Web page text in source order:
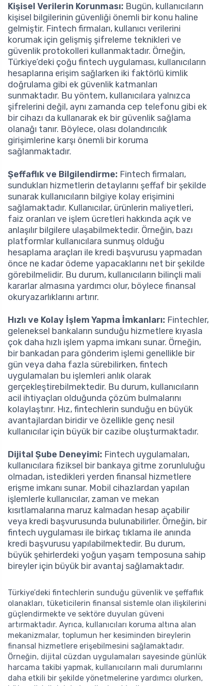
Kişisel Verilerin Korunması: Bugün, kullanıcıların
kişisel bilgilerinin güvenliği önemli bir konu haline
gelmiştir. Fintech firmaları, kullanıcı verilerini
korumak için gelişmiş şifreleme teknikleri ve
güvenlik protokolleri kullanmaktadır. Örneğin,
Türkiye’deki çoğu fintech uygulaması, kullanıcıların
hesaplarına erişim sağlarken iki faktörlü kimlik
doğrulama gibi ek güvenlik katmanları
sunmaktadır. Bu yöntem, kullanıcılara yalnızca
şifrelerini değil, aynı zamanda cep telefonu gibi ek
bir cihazı da kullanarak ek bir güvenlik sağlama
olanağı tanır. Böylece, olası dolandırıcılık
girişimlerine karşı önemli bir koruma
sağlanmaktadır.
Şeffaflık ve Bilgilendirme: Fintech firmaları,
sundukları hizmetlerin detaylarını şeffaf bir şekilde
sunarak kullanıcıların bilgiye kolay erişimini
sağlamaktadır. Kullanıcılar, ürünlerin maliyetleri,
faiz oranları ve işlem ücretleri hakkında açık ve
anlaşılır bilgilere ulaşabilmektedir. Örneğin, bazı
platformlar kullanıcılara sunmuş olduğu
hesaplama araçları ile kredi başvurusu yapmadan
önce ne kadar ödeme yapacaklarını net bir şekilde
görebilmelidir. Bu durum, kullanıcıların bilinçli mali
kararlar almasına yardımcı olur, böylece finansal
okuryazarlıklarını artırır.
Hızlı ve Kolay İşlem Yapma İmkanları: Fintechler,
geleneksel bankaların sunduğu hizmetlere kıyasla
çok daha hızlı işlem yapma imkanı sunar. Örneğin,
bir bankadan para gönderim işlemi genellikle bir
gün veya daha fazla sürebilirken, fintech
uygulamaları bu işlemleri anlık olarak
gerçekleştirebilmektedir. Bu durum, kullanıcıların
acil ihtiyaçları olduğunda çözüm bulmalarını
kolaylaştırır. Hız, fintechlerin sunduğu en büyük
avantajlardan biridir ve özellikle genç nesil
kullanıcılar için büyük bir cazibe oluşturmaktadır.
Dijital Şube Deneyimi: Fintech uygulamaları,
kullanıcılara fiziksel bir bankaya gitme zorunluluğu
olmadan, istedikleri yerden finansal hizmetlere
erişme imkanı sunar. Mobil cihazlardan yapılan
işlemlerle kullanıcılar, zaman ve mekan
kısıtlamalarına maruz kalmadan hesap açabilir
veya kredi başvurusunda bulunabilirler. Örneğin, bir
fintech uygulaması ile birkaç tıklama ile anında
kredi başvurusu yapılabilmektedir. Bu durum,
büyük şehirlerdeki yoğun yaşam temposuna sahip
bireyler için büyük bir avantaj sağlamaktadır.
Türkiye’deki fintechlerin sunduğu güvenlik ve şeffaflık
olanakları, tüketicilerin finansal sistemle olan ilişkilerini
güçlendirmekte ve sektöre duyulan güveni
artırmaktadır. Ayrıca, kullanıcıları koruma altına alan
mekanizmalar, toplumun her kesiminden bireylerin
finansal hizmetlere erişebilmesini sağlamaktadır.
Örneğin, dijital cüzdan uygulamaları sayesinde günlük
harcama takibi yapmak, kullanıcıların mali durumlarını
daha etkili bir şekilde yönetmelerine yardımcı olurken,